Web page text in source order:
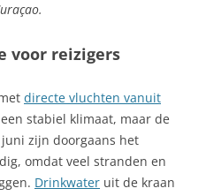
voor reizigers
directe vluchten vanuit
stabiel klimaat, maar de
zijn doorgaans het
omdat veel stranden en
Drinkwater uit de kraan